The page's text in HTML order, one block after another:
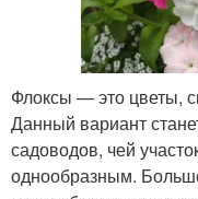
Флоксы — это цветы,
Данный вариант
садоводов, чей
однообразным.